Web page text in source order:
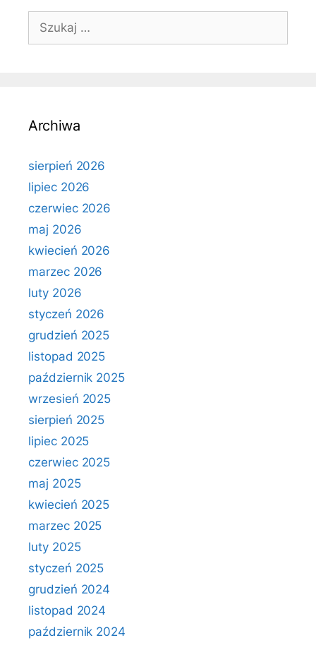
Szukaj:
Archiwa
sierpień 2026
lipiec 2026
czerwiec 2026
maj 2026
kwiecień 2026
marzec 2026
luty 2026
styczeń 2026
grudzień 2025
listopad 2025
październik 2025
wrzesień 2025
sierpień 2025
lipiec 2025
czerwiec 2025
maj 2025
kwiecień 2025
marzec 2025
luty 2025
styczeń 2025
grudzień 2024
listopad 2024
październik 2024